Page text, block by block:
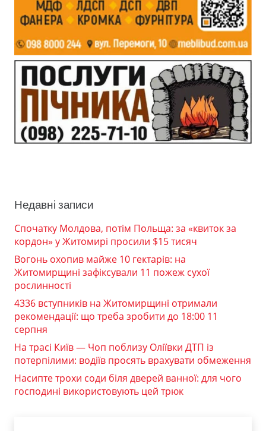
Недавні записи
Спочатку Молдова, потім Польща: за «квиток за
кордон» у Житомирі просили $15 тисяч
Вогонь охопив майже 10 гектарів: на
Житомирщині зафіксували 11 пожеж сухої
рослинності
4336 вступників на Житомирщині отримали
рекомендації: що треба зробити до 18:00 11
серпня
На трасі Київ — Чоп поблизу Оліївки ДТП із
потерпілими: водіїв просять врахувати обмеження
Насипте трохи соди біля дверей ванної: для чого
господині використовують цей трюк